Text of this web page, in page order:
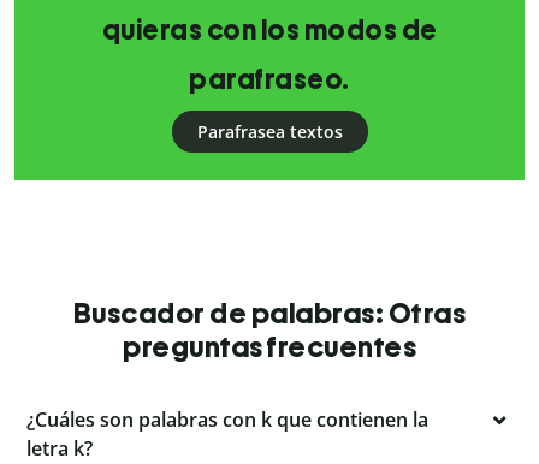
quieras con los modos de
parafraseo.
Parafrasea textos
Buscador de palabras: Otras
preguntas frecuentes
¿Cuáles son palabras con k que contienen la
letra k?